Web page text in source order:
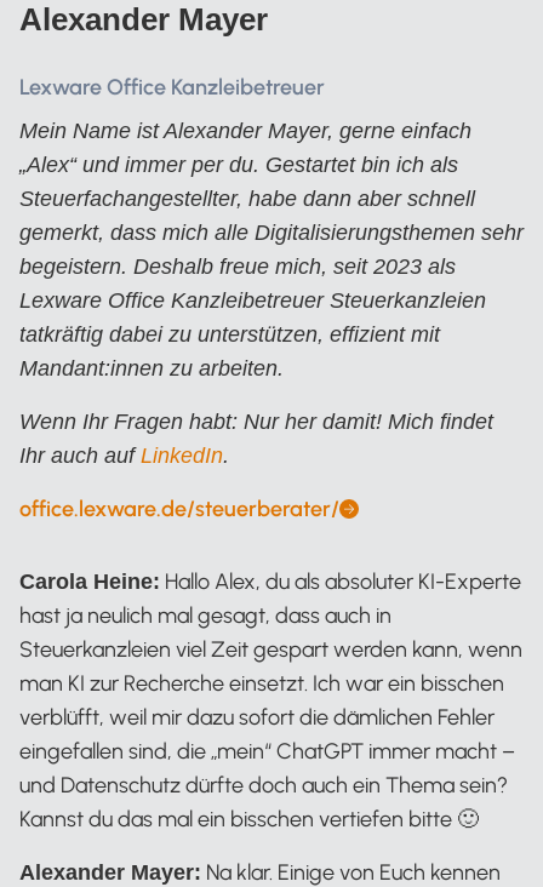
Alexander Mayer
Alexander Mayer
Lexware Office Kanzleibetreuer
Mein Name ist Alexander Mayer, gerne einfach
„Alex“ und immer per du. Gestartet bin ich als
Steuerfachangestellter, habe dann aber schnell
gemerkt, dass mich alle Digitalisierungsthemen sehr
begeistern. Deshalb freue mich, seit 2023 als
Lexware Office Kanzleibetreuer Steuerkanzleien
tatkräftig dabei zu unterstützen, effizient mit
Mandant:innen zu arbeiten.
Wenn Ihr Fragen habt: Nur her damit! Mich findet
Ihr auch aufLinkedIn.
office.lexware.de/steuerberater/
Carola Heine: Hallo Alex, du als absoluter KI-Experte
hast ja neulich mal gesagt, dass auch in
Steuerkanzleien viel Zeit gespart werden kann, wenn
man KI zur Recherche einsetzt. Ich war ein bisschen
verblüfft, weil mir dazu sofort die dämlichen Fehler
eingefallen sind, die „mein“ ChatGPT immer macht –
und Datenschutz dürfte doch auch ein Thema sein?
Kannst du das mal ein bisschen vertiefen bitte 🙂
Alexander Mayer: Na klar. Einige von Euch kennen